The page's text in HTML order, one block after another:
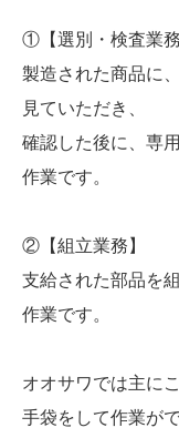
①【選別・検査業務
製造された商品に
見ていただき、
確認した後に、専
作業です。
②【組立業務】
支給された部品を
作業です。
オオサワでは主に
手袋をして作業が